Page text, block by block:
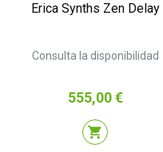
Erica Synths Zen Delay
Consulta la disponibilidad
Precio
555,00 €
shopping_cart